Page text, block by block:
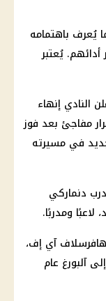
يُعرف باهتمامه
أدائهم. يُعتبر
النادي إنهاء
أغسطس 2025، وهو قرار مفاجئ بعد فوز
في مسيرته
1974، وهو مدرب دنماركي
لاعبًا ومدربًا.
آي إف،
آلبورغ عام